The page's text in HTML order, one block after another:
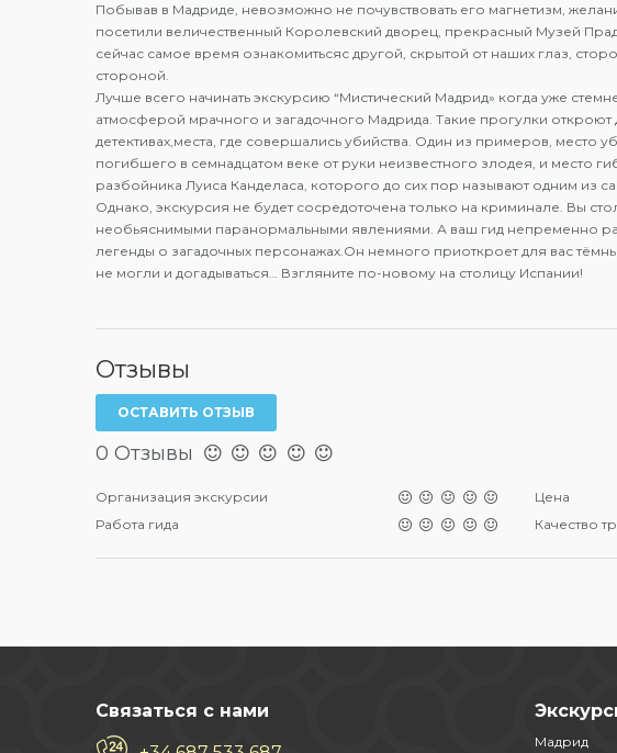
Побывав в Мадриде, невозможно не почувствовать его магнетизм,
посетили величественный Королевский дворец, прекрасный Музей
сейчас самое время ознакомитьсяс другой, скрытой от наших глаз,
стороной.
Лучше всего начинать экскурсию “Мистический Мадрид» когда уже
атмосферой мрачного и загадочного Мадрида. Такие прогулки откроют
детективах,места, где совершались убийства. Один из примеров, место
погибшего в семнадцатом веке от руки неизвестного злодея, и место
разбойника Луиса Канделаса, которого до сих пор называют одним из
Однако, экскурсия не будет сосредоточена только на криминале. Вы
необьяснимыми паранормальными явлениями. А ваш гид непременно
легенды о загадочных персонажах.Он немного приоткроет для вас
не могли и догадываться… Взгляните по-новому на столицу Испании!
Отзывы
ОСТАВИТЬ ОТЗЫВ
0 Отзывы
Организация экскурсии
Работа гида
Цена
Качество
Связаться с нами
Мадрид